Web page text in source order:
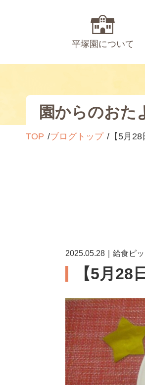
平塚園について
園からのおた
TOP ブログトップ 【5月
2025.05.28｜給食ピ
【5月28